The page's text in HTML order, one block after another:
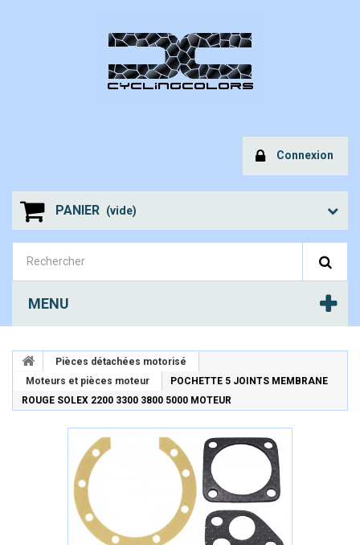
Connexion
PANIER (vide)
MENU
Pièces détachées motorisé
Moteurs et pièces moteur
POCHETTE 5 JOINTS MEMBRANE
ROUGE SOLEX 2200 3300 3800 5000 MOTEUR